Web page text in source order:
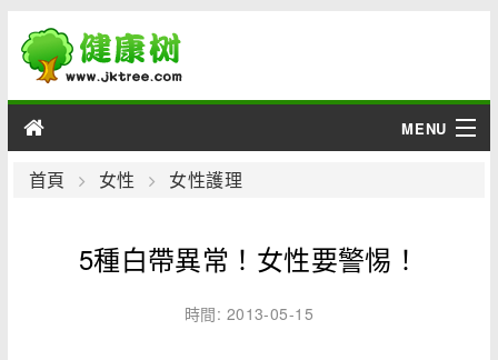
MENU
男性
首頁 女性 女性護理
5種白帶異常！女性要警惕！
時間: 2013-05-15